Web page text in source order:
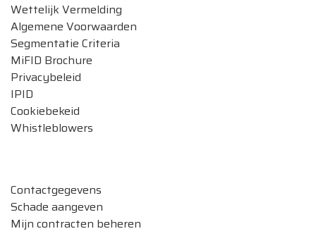
Wettelijk Vermelding
Algemene Voorwaarden
Segmentatie Criteria
MiFID Brochure
Privacybeleid
IPID
Cookiebekeid
Whistleblowers
Contactgegevens
Schade aangeven
Mijn contracten beheren